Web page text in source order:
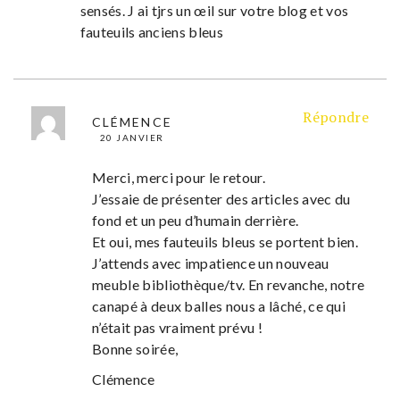
sensés. J ai tjrs un œil sur votre blog et vos
fauteuils anciens bleus
CLÉMENCE
20 JANVIER
Répondre
Merci, merci pour le retour.
J’essaie de présenter des articles avec du
fond et un peu d’humain derrière.
Et oui, mes fauteuils bleus se portent bien.
J’attends avec impatience un nouveau
meuble bibliothèque/tv. En revanche, notre
canapé à deux balles nous a lâché, ce qui
n’était pas vraiment prévu !
Bonne soirée,
Clémence